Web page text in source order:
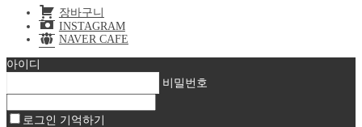
장바구니
INSTAGRAM
NAVER CAFE
아이디
비밀번호
로그인 기억하기